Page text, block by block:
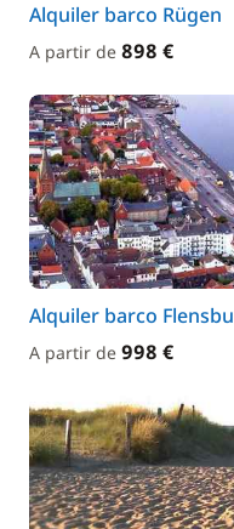
Alquiler barco Rügen
A partir de 898 €
Alquiler barco
A partir de 998 €